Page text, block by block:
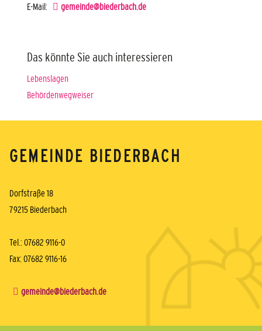
E-Mail:
gemeinde@biederbach.de
Das könnte Sie auch interessieren
Lebenslagen
Behördenwegweiser
GEMEINDE BIEDERBACH
Dorfstraße 18
79215 Biederbach
Tel.: 07682 9116-0
Fax: 07682 9116-16
gemeinde@biederbach.de